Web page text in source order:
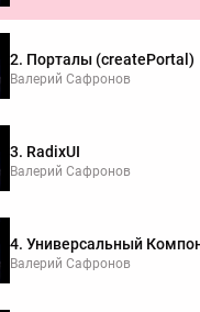
2. Порталы (createPortal)
Валерий Сафронов
3. RadixUI
Валерий Сафронов
4. Универсальный
Валерий Сафронов